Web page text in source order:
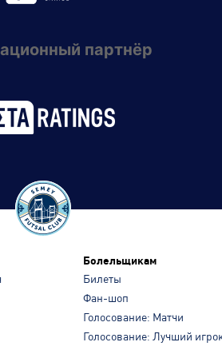
партнёр
Болельщикам
Билеты
Фан-шоп
Голосование: Матчи
Голосование: Лучший